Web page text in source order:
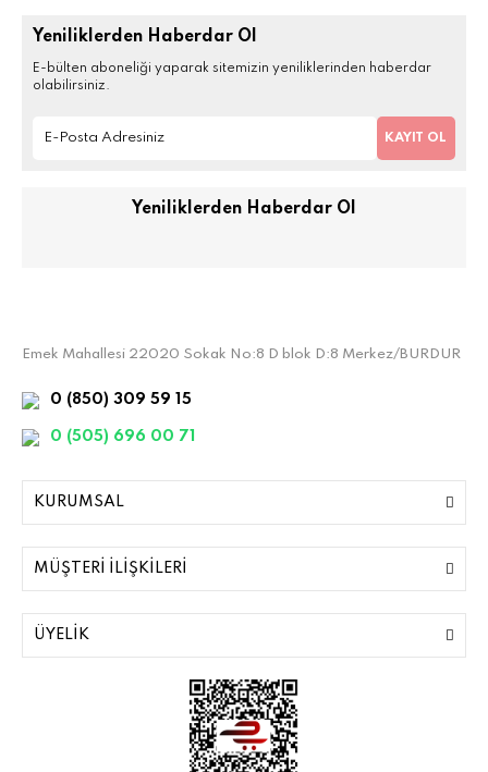
Yeniliklerden Haberdar Ol
E-bülten aboneliği yaparak sitemizin yeniliklerinden haberdar
olabilirsiniz.
KAYIT OL
Yeniliklerden Haberdar Ol
Emek Mahallesi 22020 Sokak No:8 D blok D:8 Merkez/BURDUR
0 (850) 309 59 15
0 (505) 696 00 71
KURUMSAL
MÜŞTERİ İLİŞKİLERİ
ÜYELİK